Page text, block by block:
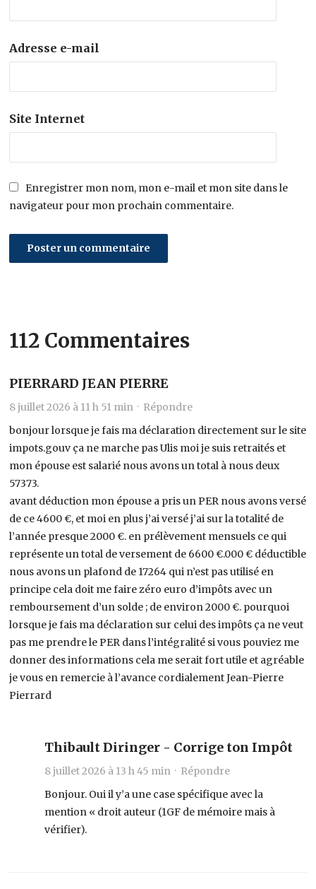
Adresse e-mail
Site Internet
Enregistrer mon nom, mon e-mail et mon site dans le
navigateur pour mon prochain commentaire.
112 Commentaires
PIERRARD JEAN PIERRE
8 juillet 2026 à 11 h 51 min · Répondre
bonjour lorsque je fais ma déclaration directement sur le site
impots.gouv ça ne marche pas Ulis moi je suis retraités et
mon épouse est salarié nous avons un total à nous deux
57373.
avant déduction mon épouse a pris un PER nous avons versé
de ce 4600 €, et moi en plus j’ai versé j’ai sur la totalité de
l’année presque 2000 €. en prélèvement mensuels ce qui
représente un total de versement de 6600 €.000 € déductible
nous avons un plafond de 17264 qui n’est pas utilisé en
principe cela doit me faire zéro euro d’impôts avec un
remboursement d’un solde ; de environ 2000 €. pourquoi
lorsque je fais ma déclaration sur celui des impôts ça ne veut
pas me prendre le PER dans l’intégralité si vous pouviez me
donner des informations cela me serait fort utile et agréable
je vous en remercie à l’avance cordialement Jean-Pierre
Pierrard
Thibault Diringer - Corrige ton Impôt
8 juillet 2026 à 13 h 45 min · Répondre
Bonjour. Oui il y’a une case spécifique avec la
mention « droit auteur (1GF de mémoire mais à
vérifier).